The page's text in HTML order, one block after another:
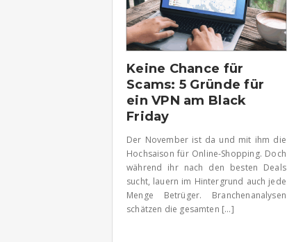
Keine Chance für
Scams: 5 Gründe für
ein VPN am Black
Friday
Der November ist da und mit ihm die
Hochsaison für Online-Shopping. Doch
während ihr nach den besten Deals
sucht, lauern im Hintergrund auch jede
Menge Betrüger. Branchenanalysen
schätzen die gesamten [...]